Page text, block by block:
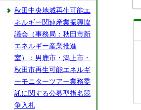
秋田中央地域再生可能エ
ネルギー関連産業振興協
議会（事務局：秋田市新
エネルギー産業推進
室）：男鹿市・潟上市・
秋田市再生可能エネルギ
ーモニターツアー業務委
託に関する公募型指名競
争入札